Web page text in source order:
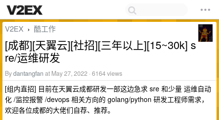
V2EX › 酷工作
[成都][天翼云][社招][三年以上][15~30k] s
re/运维研发
Bydantangfan at May 27, 2022 · 6164 views
[组内直招] 目前在天翼云成都研发一部这边急求 sre 和少量 运维自动
化 /监控报警 /devops 相关方向的 golang/python 研发工程师需求，
欢迎各位成都的大佬们自荐、推荐。